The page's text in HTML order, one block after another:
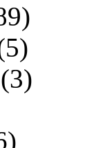
(3)